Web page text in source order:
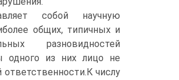
собой научную
общих, типичных и
разновидно­стей
одного из них лицо не
числу